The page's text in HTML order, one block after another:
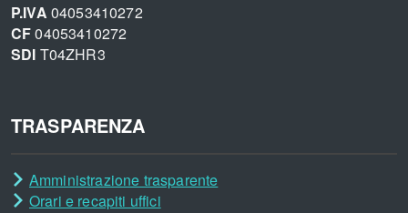
P.IVA 04053410272
CF04053410272
SDI T04ZHR3
TRASPARENZA
Amministrazione trasparente
Orari e recapiti uffici